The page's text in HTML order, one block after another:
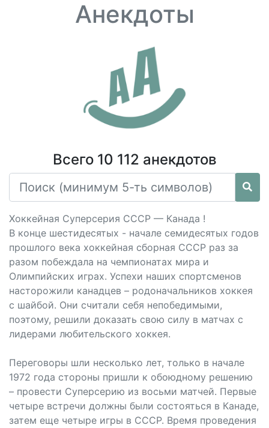
Анекдоты
Всего 10 112 анекдотов
Хоккейная Суперсерия СССР — Канада !
В конце шестидесятых - начале семидесятых годов
прошлого века хоккейная сборная СССР раз за
разом побеждала на чемпионатах мира и
Олимпийских играх. Успехи наших спортсменов
насторожили канадцев – родоначальников хоккея
с шайбой. Они считали себя непобедимыми,
поэтому, решили доказать свою силу в матчах с
лидерами любительского хоккея.
Переговоры шли несколько лет, только в начале
1972 года стороны пришли к обоюдному решению
– провести Суперсерию из восьми матчей. Первые
четыре встречи должны были состояться в Канаде,
затем еще четыре игры в СССР. Время проведения